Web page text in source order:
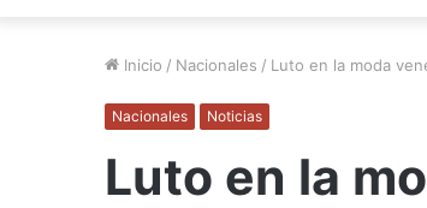
Inicio / Nacionales / Luto en la moda
Nacionales Noticias
Luto en la